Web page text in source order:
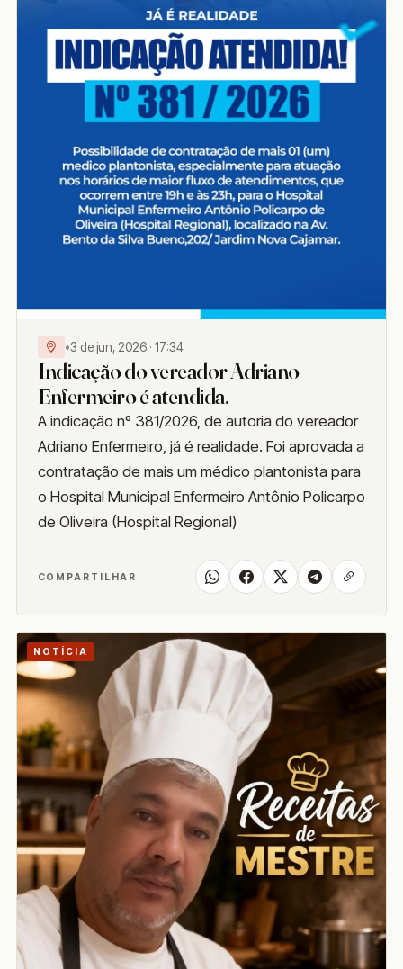
•3 de jun, 2026 · 17:34
Indicação do vereador Adriano
Enfermeiro é atendida.
A indicação nº 381/2026, de autoria do vereador
Adriano Enfermeiro, já é realidade. Foi aprovada a
contratação de mais um médico plantonista para
o Hospital Municipal Enfermeiro Antônio Policarpo
de Oliveira (Hospital Regional)
COMPARTILHAR
NOTÍCIA